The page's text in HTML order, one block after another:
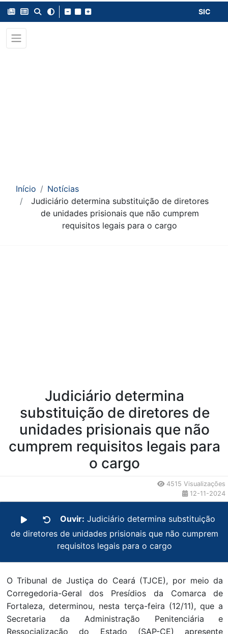
SIC
Início
Notícias
Judiciário determina substituição de diretores
de unidades prisionais que não cumprem
requisitos legais para o cargo
Judiciário determina
substituição de diretores de
unidades prisionais que não
cumprem requisitos legais para
o cargo
4515 Visualizações
12-11-2024
Ouvir: Judiciário determina substituição
de diretores de unidades prisionais que não cumprem
requisitos legais para o cargo
O Tribunal de Justiça do Ceará (TJCE), por meio da
Corregedoria-Geral dos Presídios da Comarca de
Fortaleza, determinou, nesta terça-feira (12/11), que a
Secretaria da Administração Penitenciária e
Ressocialização do Estado (SAP-CE) apresente